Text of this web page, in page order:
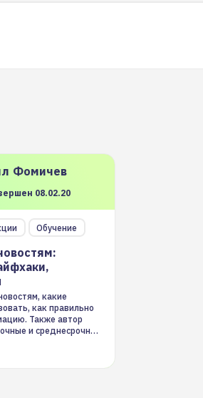
Фомичев
08.02.20
Обучение
какие
как правильно
Также автор
и среднесрочные